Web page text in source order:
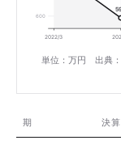
600
2022/3
単位：万円 出典
期 決